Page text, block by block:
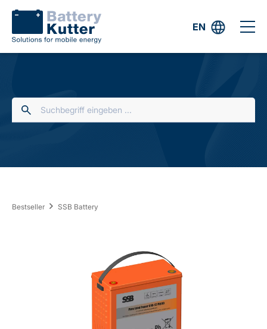
EN
Bestseller SSB Battery